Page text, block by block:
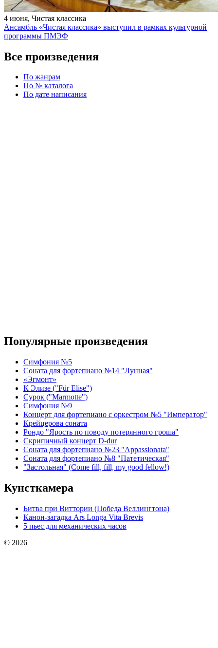
4 июня, Чистая классика
Ансамбль «Чистая классика» выступил в рамках культурной
программы ПМЭФ
Все произведения
По жанрам
По № каталога
По дате написания
Популярные произведения
Симфония №5
Соната для фортепиано №14 "Лунная"
«Эгмонт»
К Элизе ("Für Elise")
Сурок ("Marmotte")
Симфония №9
Концерт для фортепиано с оркестром №5 "Император"
Крейцерова соната
Рондо "Ярость по поводу потерянного гроша"
Скрипичный концерт D-dur
Соната для фортепиано №23 "Appassionata"
Соната для фортепиано №8 "Патетическая"
"Застольная" (Come fill, fill, my good fellow!)
Кунсткамера
Битва при Виттории (Победа Веллингтона)
Канон-загадка Ars Longa Vita Brevis
5 пьес для механических часов
© 2026